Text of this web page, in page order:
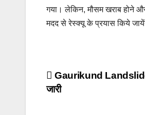
गया। लेकिन, मौसम खराब होने
मदद से रेस्क्यू के प्रयास किये
Post
navigation
Gaurikund
जारी